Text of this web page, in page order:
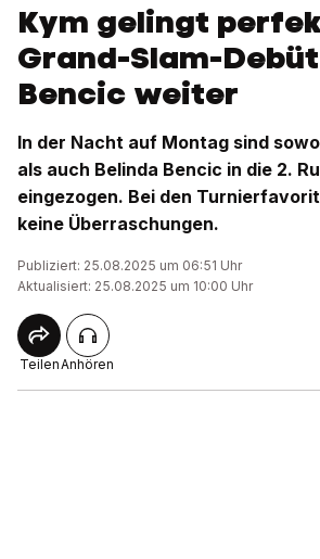
Kym gelingt
Grand-Slam-
Bencic weiter
In der Nacht auf Montag sind
als auch Belinda Bencic in die 2.
eingezogen. Bei den
keine Überraschungen.
Publiziert: 25.08.2025 um 06:51 Uhr
Aktualisiert: 25.08.2025 um 10:00 Uhr
TeilenAnhören